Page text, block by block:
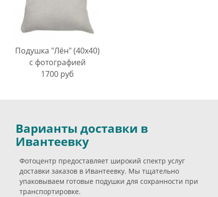
Подушка "Лён" (40х40)
с фотографией
1700 руб
Варианты доставки в
Ивантеевку
Фотоцентр предоставляет широкий спектр услуг
доставки заказов в Ивантеевку. Мы тщательно
упаковываем готовые подушки для сохранности при
транспортировке.